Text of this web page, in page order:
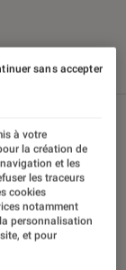
Tests
à votre
la création de
et les
les traceurs
cookies
notamment
personnalisation
et pour
sans accepter